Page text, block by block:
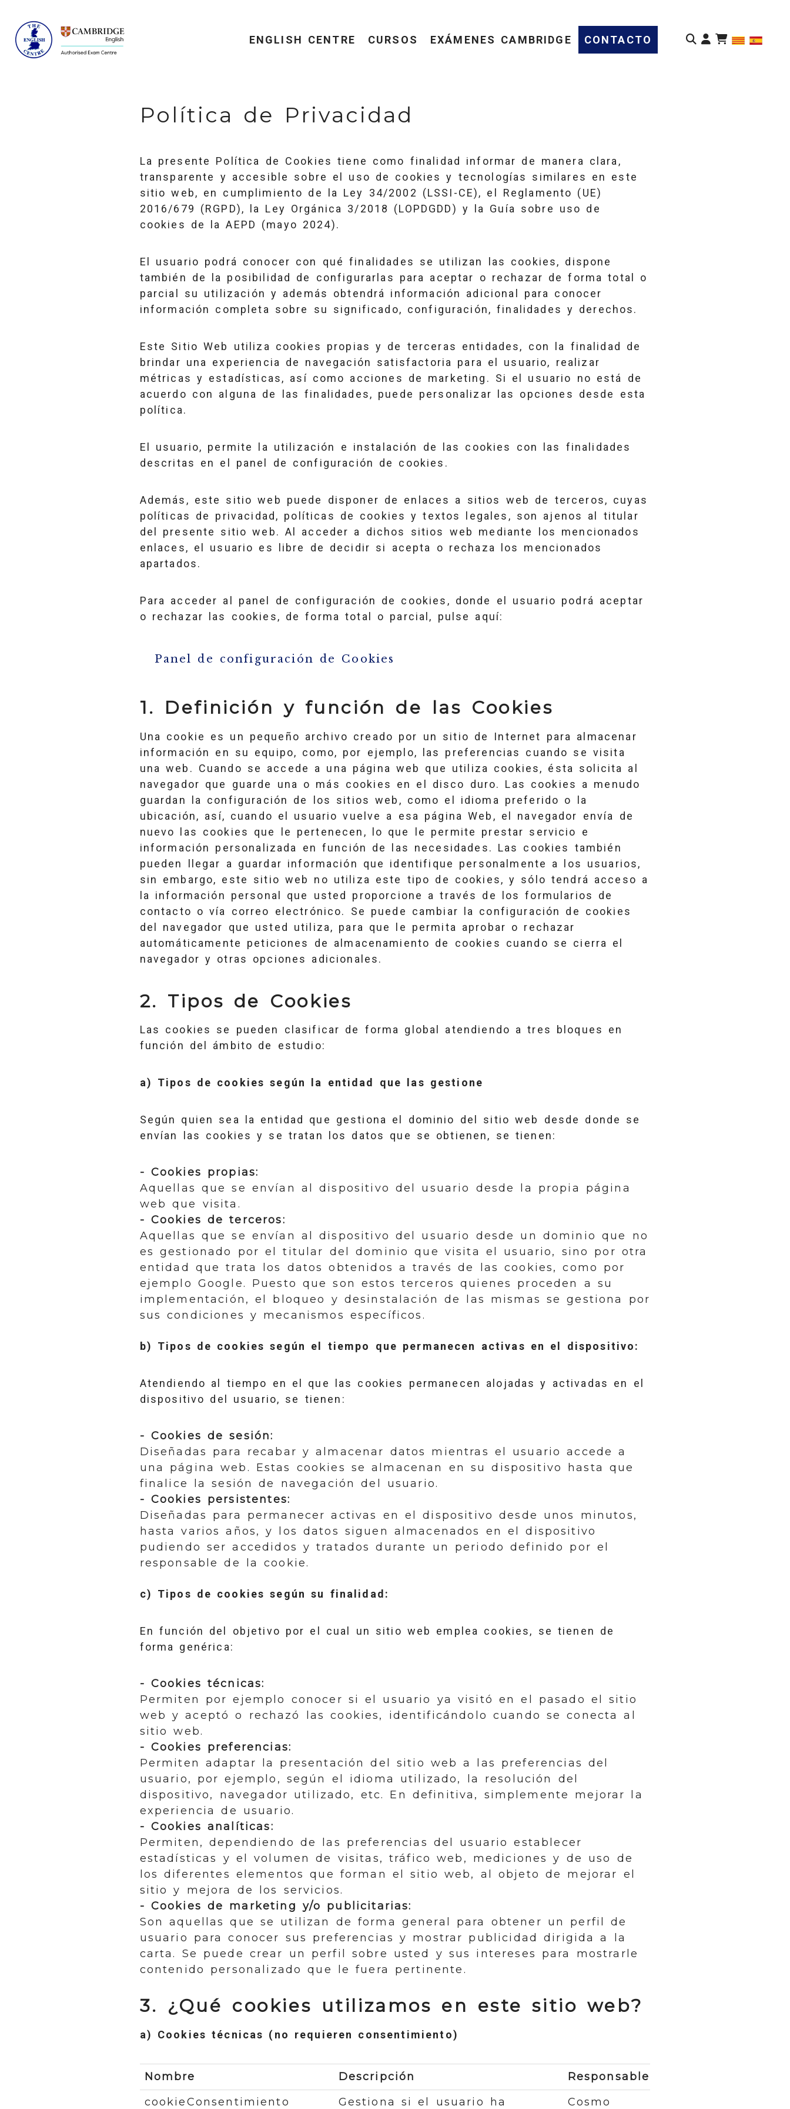
ENGLISH CENTRE CURSOS EXÁMENES CAMBRIDGE CONTACTO Identifícate
Política de Privacidad
La presente Política de Cookies tiene como finalidad informar de manera clara,
transparente y accesible sobre el uso de cookies y tecnologías similares en este
sitio web, en cumplimiento de la Ley 34/2002 (LSSI-CE), el Reglamento (UE)
2016/679 (RGPD), la Ley Orgánica 3/2018 (LOPDGDD) y la Guía sobre uso de
cookies de la AEPD (mayo 2024).
El usuario podrá conocer con qué finalidades se utilizan las cookies, dispone
también de la posibilidad de configurarlas para aceptar o rechazar de forma total o
parcial su utilización y además obtendrá información adicional para conocer
información completa sobre su significado, configuración, finalidades y derechos.
Este Sitio Web utiliza cookies propias y de terceras entidades, con la finalidad de
brindar una experiencia de navegación satisfactoria para el usuario, realizar
métricas y estadísticas, así como acciones de marketing. Si el usuario no está de
acuerdo con alguna de las finalidades, puede personalizar las opciones desde esta
política.
El usuario, permite la utilización e instalación de las cookies con las finalidades
descritas en el panel de configuración de cookies.
Además, este sitio web puede disponer de enlaces a sitios web de terceros, cuyas
políticas de privacidad, políticas de cookies y textos legales, son ajenos al titular
del presente sitio web. Al acceder a dichos sitios web mediante los mencionados
enlaces, el usuario es libre de decidir si acepta o rechaza los mencionados
apartados.
Para acceder al panel de configuración de cookies, donde el usuario podrá aceptar
o rechazar las cookies, de forma total o parcial, pulse aquí:
Panel de configuración de Cookies
1. Definición y función de las Cookies
Una cookie es un pequeño archivo creado por un sitio de Internet para almacenar
información en su equipo, como, por ejemplo, las preferencias cuando se visita
una web. Cuando se accede a una página web que utiliza cookies, ésta solicita al
navegador que guarde una o más cookies en el disco duro. Las cookies a menudo
guardan la configuración de los sitios web, como el idioma preferido o la
ubicación, así, cuando el usuario vuelve a esa página Web, el navegador envía de
nuevo las cookies que le pertenecen, lo que le permite prestar servicio e
información personalizada en función de las necesidades. Las cookies también
pueden llegar a guardar información que identifique personalmente a los usuarios,
sin embargo, este sitio web no utiliza este tipo de cookies, y sólo tendrá acceso a
la información personal que usted proporcione a través de los formularios de
contacto o vía correo electrónico. Se puede cambiar la configuración de cookies
del navegador que usted utiliza, para que le permita aprobar o rechazar
automáticamente peticiones de almacenamiento de cookies cuando se cierra el
navegador y otras opciones adicionales.
2. Tipos de Cookies
Las cookies se pueden clasificar de forma global atendiendo a tres bloques en
función del ámbito de estudio:
a) Tipos de cookies según la entidad que las gestione
Según quien sea la entidad que gestiona el dominio del sitio web desde donde se
envían las cookies y se tratan los datos que se obtienen, se tienen:
- Cookies propias:
Aquellas que se envían al dispositivo del usuario desde la propia página
web que visita.
- Cookies de terceros:
Aquellas que se envían al dispositivo del usuario desde un dominio que no
es gestionado por el titular del dominio que visita el usuario, sino por otra
entidad que trata los datos obtenidos a través de las cookies, como por
ejemplo Google. Puesto que son estos terceros quienes proceden a su
implementación, el bloqueo y desinstalación de las mismas se gestiona por
sus condiciones y mecanismos específicos.
b) Tipos de cookies según el tiempo que permanecen activas en el dispositivo:
Atendiendo al tiempo en el que las cookies permanecen alojadas y activadas en el
dispositivo del usuario, se tienen:
- Cookies de sesión:
Diseñadas para recabar y almacenar datos mientras el usuario accede a
una página web. Estas cookies se almacenan en su dispositivo hasta que
finalice la sesión de navegación del usuario.
- Cookies persistentes:
Diseñadas para permanecer activas en el dispositivo desde unos minutos,
hasta varios años, y los datos siguen almacenados en el dispositivo
pudiendo ser accedidos y tratados durante un periodo definido por el
responsable de la cookie.
c) Tipos de cookies según su finalidad:
En función del objetivo por el cual un sitio web emplea cookies, se tienen de
forma genérica:
- Cookies técnicas:
Permiten por ejemplo conocer si el usuario ya visitó en el pasado el sitio
web y aceptó o rechazó las cookies, identificándolo cuando se conecta al
sitio web.
- Cookies preferencias:
Permiten adaptar la presentación del sitio web a las preferencias del
usuario, por ejemplo, según el idioma utilizado, la resolución del
dispositivo, navegador utilizado, etc. En definitiva, simplemente mejorar la
experiencia de usuario.
- Cookies analíticas:
Permiten, dependiendo de las preferencias del usuario establecer
estadísticas y el volumen de visitas, tráfico web, mediciones y de uso de
los diferentes elementos que forman el sitio web, al objeto de mejorar el
sitio y mejora de los servicios.
- Cookies de marketing y/o publicitarias:
Son aquellas que se utilizan de forma general para obtener un perfil de
usuario para conocer sus preferencias y mostrar publicidad dirigida a la
carta. Se puede crear un perfil sobre usted y sus intereses para mostrarle
contenido personalizado que le fuera pertinente.
3. ¿Qué cookies utilizamos en este sitio web?
a) Cookies técnicas (no requieren consentimiento)
Nombre Descripción Responsable
cookieConsentimiento
Gestiona si el usuario ha Cosmo